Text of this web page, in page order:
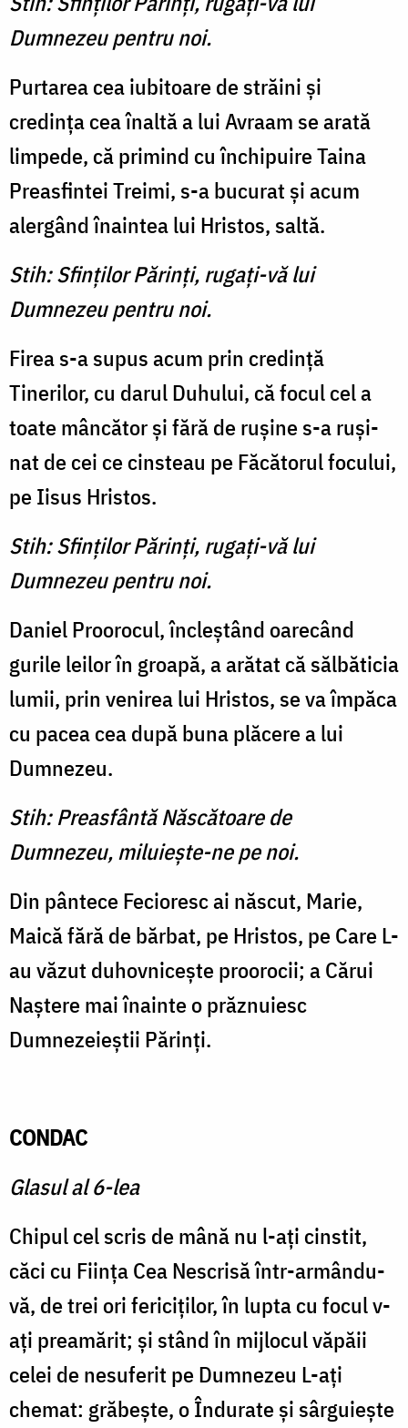
Dumnezeu pentru noi.
Purtarea cea iubitoare de străini şi
credinţa cea înaltă a lui Avraam se arată
limpede, că primind cu închipuire Taina
Preasfintei Treimi, s-a bucurat şi acum
alergând înaintea lui Hristos, saltă.
Stih: Sfinţilor Părinţi, rugaţi-vă lui
Dumnezeu pentru noi.
Firea s-a supus acum prin credinţă
Tinerilor, cu darul Du­hului, că focul cel a
toate mân­cător şi fără de ruşine s-a ruşi­
nat de cei ce cinsteau pe Făcătorul focului,
pe Iisus Hristos.
Stih: Sfinţilor Părinţi, rugaţi-vă lui
Dumnezeu pentru noi.
Daniel Proorocul, încleştând oarecând
gurile leilor în groa­pă, a arătat că sălbăticia
lumii, prin venirea lui Hristos, se va împăca
cu pacea cea după buna plăcere a lui
Dumnezeu.
Stih: Preasfântă Născătoare de
Dumnezeu, miluieşte-ne pe noi.
Din pântece Fecioresc ai năs­cut, Marie,
Maică fără de bărbat, pe Hristos, pe Care L-
au văzut duhovniceşte proorocii; a Cărui
Naştere mai înainte o prăznuiesc
Dumnezeieştii Părinţi.
CONDAC
Glasul al 6-lea
Chipul cel scris de mână nu l-aţi cinstit,
căci cu Fiinţa Cea Nescrisă într-armându-
vă, de trei ori fericiţilor, în lupta cu focul v-
aţi preamărit; şi stând în mijlocul văpăii
celei de nesu­ferit pe Dumnezeu L-aţi
chemat: grăbeşte, o Îndurate şi sârguieşte